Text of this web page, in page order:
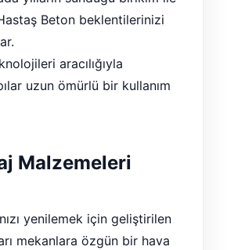
Beton beklentilerinizi
aracılığıyla
uzun ömürlü bir kullanım
Malzemeleri
yenilemek için geliştirilen
mekanlara özgün bir hava